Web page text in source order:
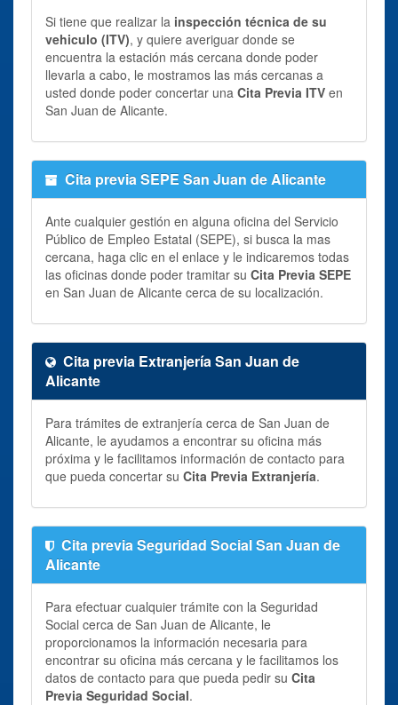
Si tiene que realizar la inspección técnica de su
vehiculo (ITV), y quiere averiguar donde se
encuentra la estación más cercana donde poder
llevarla a cabo, le mostramos las más cercanas a
usted donde poder concertar una Cita Previa ITV en
San Juan de Alicante.
Cita previa SEPE San Juan de Alicante
Ante cualquier gestión en alguna oficina del Servicio
Público de Empleo Estatal (SEPE), si busca la mas
cercana, haga clic en el enlace y le indicaremos todas
las oficinas donde poder tramitar su Cita Previa SEPE
en San Juan de Alicante cerca de su localización.
Cita previa Extranjería San Juan de
Alicante
Para trámites de extranjería cerca de San Juan de
Alicante, le ayudamos a encontrar su oficina más
próxima y le facilitamos información de contacto para
que pueda concertar su Cita Previa Extranjería.
Cita previa Seguridad Social San Juan de
Alicante
Para efectuar cualquier trámite con la Seguridad
Social cerca de San Juan de Alicante, le
proporcionamos la información necesaria para
encontrar su oficina más cercana y le facilitamos los
datos de contacto para que pueda pedir su Cita
Previa Seguridad Social.